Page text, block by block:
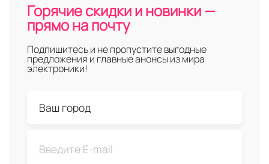
Горячие скидки и новинки —
прямо на почту
Подпишитесь и не пропустите выгодные
предложения и главные анонсы из мира
электроники!